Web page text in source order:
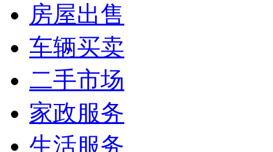
房屋出售
车辆买卖
二手市场
家政服务
生活服务